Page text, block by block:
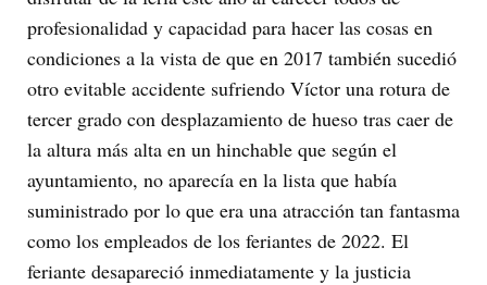
profesionalidad y capacidad para hacer las cosas en
condiciones a la vista de que en 2017 también sucedió
otro evitable accidente sufriendo Víctor una rotura de
tercer grado con desplazamiento de hueso tras caer de
la altura más alta en un hinchable que según el
ayuntamiento, no aparecía en la lista que había
suministrado por lo que era una atracción tan fantasma
como los empleados de los feriantes de 2022. El
feriante desapareció inmediatamente y la justicia